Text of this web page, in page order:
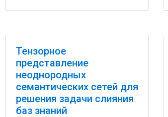
Тензорное
представление
неоднородных
семантических сетей для
решения задачи слияния
баз знаний